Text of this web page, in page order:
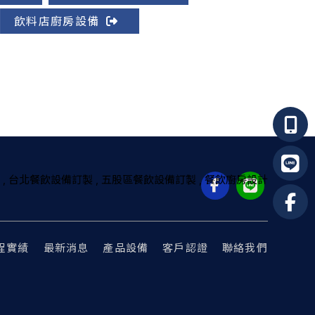
飲料店廚房設備
實績 最新消息 產品設備 客戶認證 聯絡我們
台北餐飲設備訂製 五股區餐飲設備訂製 餐飲廚房設計